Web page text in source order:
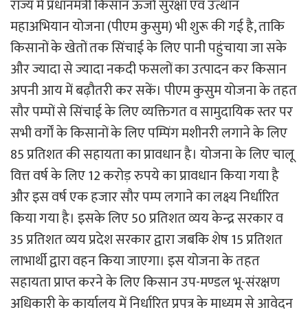
राज्य में प्रधानमंत्री किसान ऊर्जा सुरक्षा एवं उत्थान
महाअभियान योजना (पीएम कुसुम) भी शुरू की गई है, ताकि
किसानों के खेतों तक सिंचाई के लिए पानी पहुंचाया जा सके
और ज्यादा से ज्यादा नकदी फसलों का उत्पादन कर किसान
अपनी आय में बढ़ौतरी कर सकें। पीएम कुसुम योजना के तहत
सौर पम्पों से सिंचाई के लिए व्यक्तिगत व सामुदायिक स्तर पर
सभी वर्गों के किसानों के लिए पम्पिंग मशीनरी लगाने के लिए
85 प्रतिशत की सहायता का प्रावधान है। योजना के लिए चालू
वित्त वर्ष के लिए 12 करोड़ रुपये का प्रावधान किया गया है
और इस वर्ष एक हजार सौर पम्प लगाने का लक्ष्य निर्धारित
किया गया है। इसके लिए 50 प्रतिशत व्यय केन्द्र सरकार व
35 प्रतिशत व्यय प्रदेश सरकार द्वारा जबकि शेष 15 प्रतिशत
लाभार्थी द्वारा वहन किया जाएगा। इस योजना के तहत
सहायता प्राप्त करने के लिए किसान उप-मण्डल भू-संरक्षण
अधिकारी के कार्यालय में निर्धारित प्रपत्र के माध्यम से आवेदन